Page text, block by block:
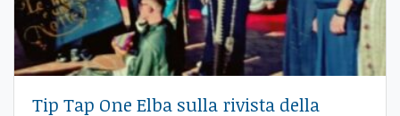
Tip Tap One Elba sulla rivista della